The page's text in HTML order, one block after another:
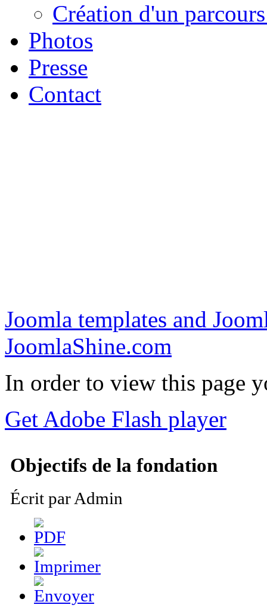
Création d'un
Photos
Presse
Contact
Joomla templates and
JoomlaShine.com
In order to view this page
Get Adobe Flash player
Objectifs de la fondation
Écrit par Admin